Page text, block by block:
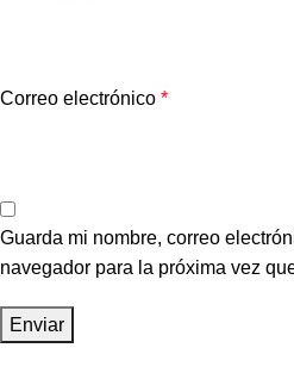
Correo electrónico *
Guarda mi nombre, correo
navegador para la próxima vez